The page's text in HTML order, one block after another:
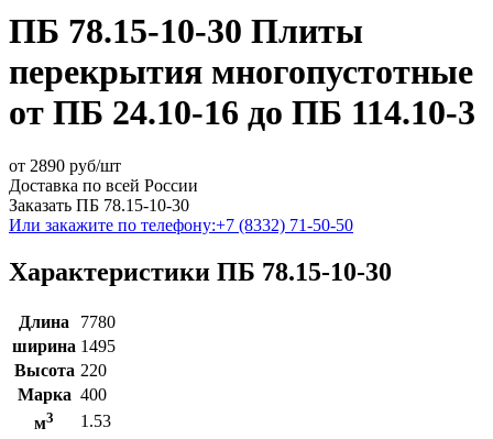
ПБ 78.15-10-30 Плиты
перекрытия многопустотные
от ПБ 24.10-16 до ПБ 114.10-3
от 2890 руб/шт
Доставка по всей России
Заказать ПБ 78.15-10-30
Или закажите по телефону:+7 (8332) 71-50-50
Характеристики ПБ 78.15-10-30
Длина
7780
ширина 1495
Высота 220
Марка 400
м3
1.53